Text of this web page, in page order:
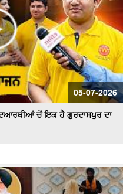
05-07-2026
ਚੋਂ ਇਕ ਹੈ ਗੁਰਦਾਸਪੁਰ ਦਾ